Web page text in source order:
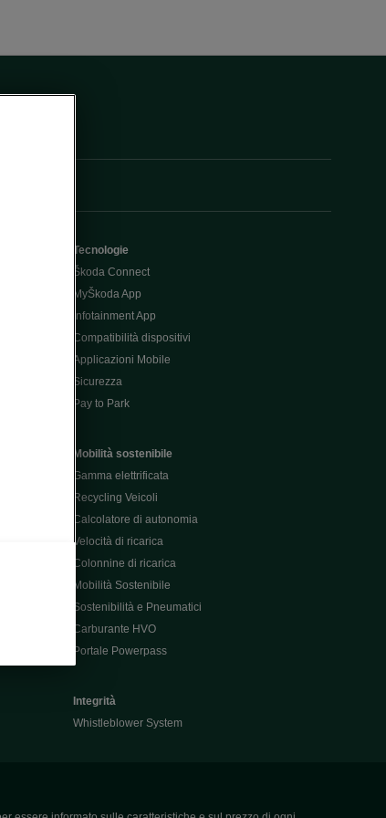
Tecnologie
Škoda Connect
MyŠkoda App
Infotainment App
Compatibilità dispositivi
Applicazioni Mobile
Sicurezza
Pay to Park
Mobilità sostenibile
Gamma elettrificata
Recycling Veicoli
Calcolatore di autonomia
Velocità di ricarica
Colonnine di ricarica
Mobilità Sostenibile
Sostenibilità e Pneumatici
Carburante HVO
Portale Powerpass
Integrità
Whistleblower System